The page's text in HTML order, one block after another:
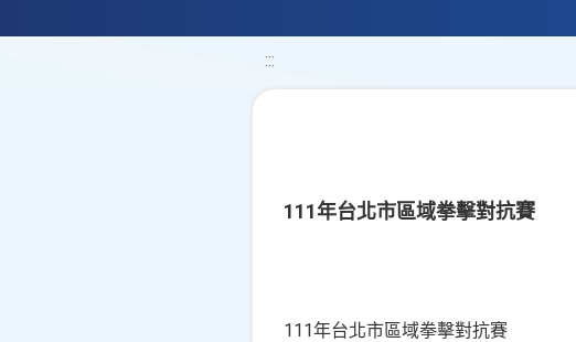
:::
111年台北市區域拳擊對抗賽
111年台北市區域拳擊對抗賽